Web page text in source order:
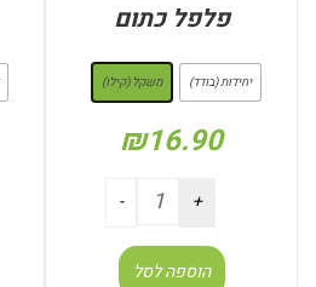
פלפל כתום
יחידות (בודד) משקל (קילו)
₪16.90
הוספה לסל